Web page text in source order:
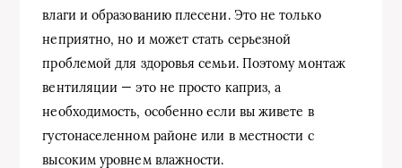
влаги и образованию плесени. Это не только
неприятно, но и может стать серьезной
проблемой для здоровья семьи. Поэтому монтаж
вентиляции — это не просто каприз, а
необходимость, особенно если вы живете в
густонаселенном районе или в местности с
высоким уровнем влажности.